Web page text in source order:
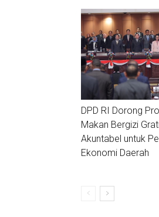
DPD RI Dorong
Makan Bergizi
Akuntabel untuk
Ekonomi Daerah